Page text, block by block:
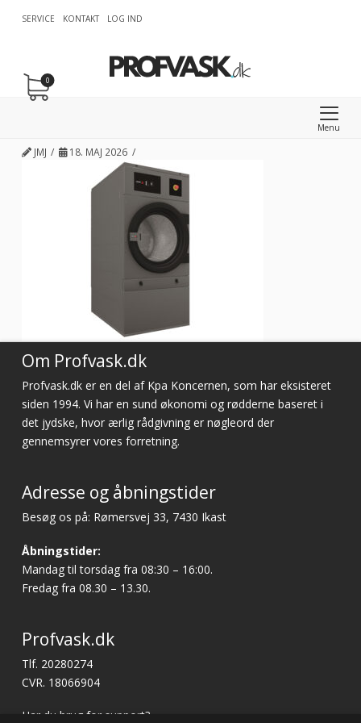
SERVICE KONTAKT LOG IND
Menu
0
JMJ 18. MAJ 2026
Om Profvask.dk
Profvask.dk er en del af Kpa Koncernen, som har eksisteret
siden 1994. Vi har en sund økonomi og rødderne baseret i
det jydske, hvor ærlig rådgivning er nøgleord der
gennemsyrer vores forretning.
Adresse og åbningstider
Besøg os på: Rømersvej 33, 7430 Ikast
Åbningstider:
Mandag til torsdag fra 08:30 – 16:00.
Fredag fra 08.30 – 13.30.
Profvask.dk
Tlf. 20280274
CVR. 18066904
Har du brug for support?